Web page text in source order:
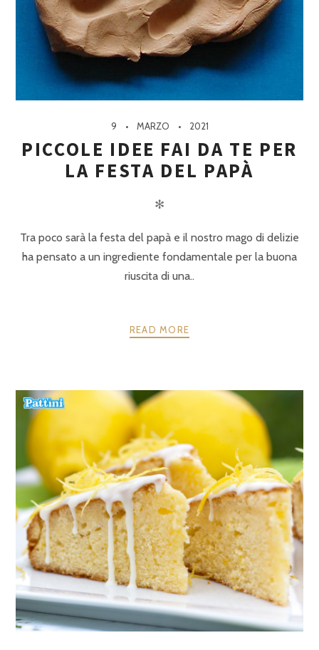
9 MARZO 2021
PICCOLE IDEE FAI DA TE PER
LA FESTA DEL PAPÀ
✻
Tra poco sarà la festa del papà e il nostro mago di delizie
ha pensato a un ingrediente fondamentale per la buona
riuscita di una..
READ MORE